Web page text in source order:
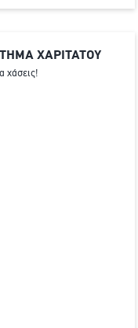
ΧΑΡΙΤΑΤΟΥ
χάσεις!